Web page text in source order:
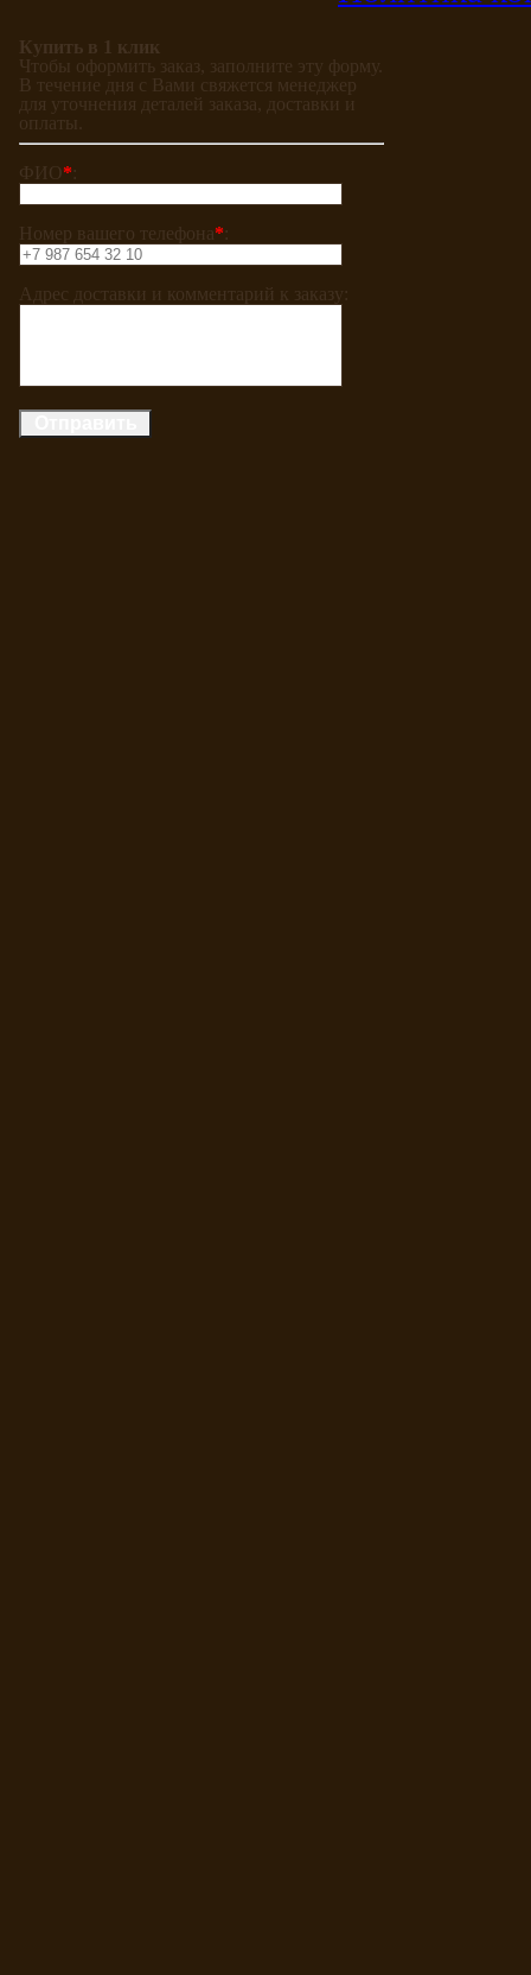
Купить в 1 клик
Чтобы оформить заказ, заполните эту форму.
В течение дня с Вами свяжется менеджер
для уточнения деталей заказа, доставки и
оплаты.
ФИО*
Номер вашего телефона*
Адрес доставки и комментарий к заказу: